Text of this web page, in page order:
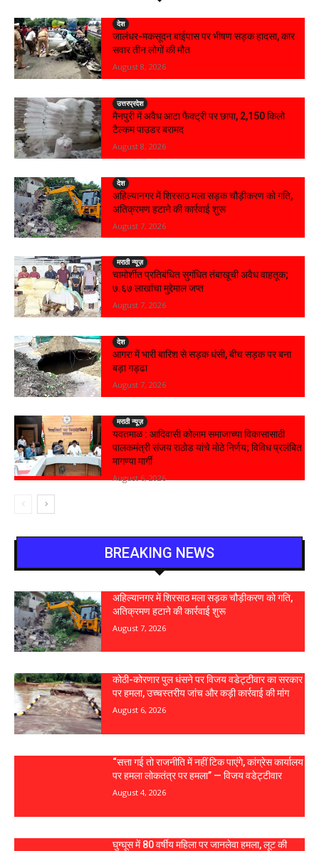
देश
जालंधर-मकसूदन बाईपास पर भीषण सड़क हादसा, कार
सवार तीन लोगों की मौत
August 8, 2026
उत्तरप्रदेश
मैनपुरी में अवैध आटा फैक्ट्री पर छापा, 2,150 किलो
टैल्कम पाउडर बरामद
August 8, 2026
देश
अहिल्यानगर में शिरसाठ मला सड़क चौड़ीकरण को गति,
अतिक्रमण हटाने की कार्रवाई शुरू
August 7, 2026
मराठी न्यूज़
चामोर्शीत प्रतिबंधित सुगंधित तंबाखूची अवैध वाहतूक;
₹७.६७ लाखांचा मुद्देमाल जप्त
August 7, 2026
देश
आगरा में भारी बारिश से सड़क धंसी, बीच सड़क पर बना
बड़ा गड्ढा
August 7, 2026
मराठी न्यूज़
यवतमाळ : आदिवासी कोलाम समाजाच्या विकासासाठी
पालकमंत्री संजय राठोड यांचे मोठे निर्णय; विविध प्रलंबित
मागण्या मार्गी
August 6, 2026
BREAKING NEWS
अहिल्यानगर में शिरसाठ मला सड़क चौड़ीकरण को गति,
अतिक्रमण हटाने की कार्रवाई शुरू
August 7, 2026
कोठी-कोरणार पुल धंसने पर विजय वडेट्टीवार का सरकार
पर हमला, उच्चस्तरीय जांच और कड़ी कार्रवाई की मांग
August 6, 2026
“सत्ता गई तो राजनीति में नहीं टिक पाएंगे, कांग्रेस कार्यालय
पर हमला लोकतंत्र पर हमला” — विजय वडेट्टीवार
August 4, 2026
घुग्घूस में 80 वर्षीय महिला पर जानलेवा हमला, लूट की